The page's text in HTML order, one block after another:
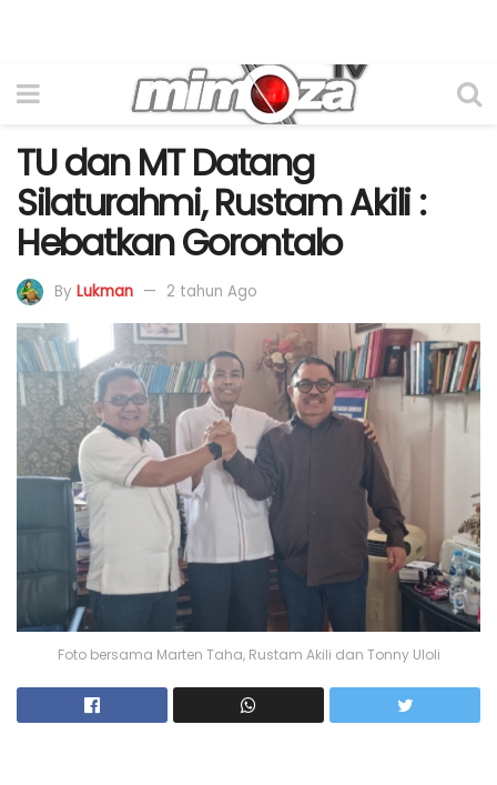
TU dan MT Datang
Silaturahmi, Rustam Akili :
Hebatkan Gorontalo
By Lukman 2 tahun Ago
Foto bersama Marten Taha, Rustam Akili dan Tonny Uloli